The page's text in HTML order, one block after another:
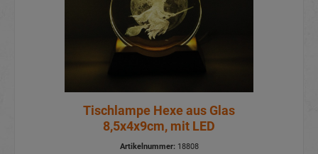
Tischlampe Hexe aus Glas
8,5x4x9cm, mit LED
Artikelnummer:18808